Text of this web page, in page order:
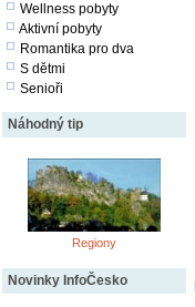
Wellness pobyty
Aktivní pobyty
Romantika pro dva
S dětmi
Senioři
Náhodný tip
Regiony
Novinky InfoČesko